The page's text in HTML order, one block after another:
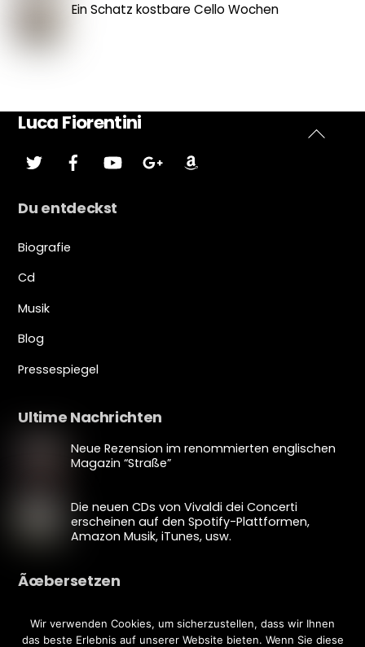
Ein Schatz kostbare Cello Wochen
Luca Fiorentini
zwitschern Google
plus
Du entdeckst
Biografie
Cd
Musik
Blog
Pressespiegel
Ultime Nachrichten
Neue Rezension im renommierten englischen
Magazin “Straße”
Die neuen CDs von Vivaldi dei Concerti
erscheinen auf den Spotify-Plattformen,
Amazon Musik, iTunes, usw.
Ãœbersetzen
Bearbeiten Ãœbersetzung
Wir verwenden Cookies, um sicherzustellen, dass wir Ihnen
das beste Erlebnis auf unserer Website bieten. Wenn Sie diese